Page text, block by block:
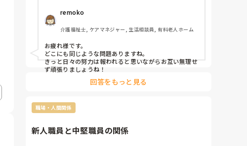
まあどこの施設でも同じような問題に頭を悩ませてる
んだなあ
昨日より今日、今日より明日。
少しでも良くなってたらまずはそれでよし。
気を張りすぎず心に余裕を持ち明日も頑張ります。
remoko
介護福祉士, ケアマネジャー, 生活相談員, 有料老人ホーム
お疲れ様です。
どこにも同じような問題ありますね。
きっと日々の努力は報われると思いながらお互い無理せ
ず頑張りましょうね！
回答をもっと見る
職場・人間関係
新人職員と中堅職員の関係